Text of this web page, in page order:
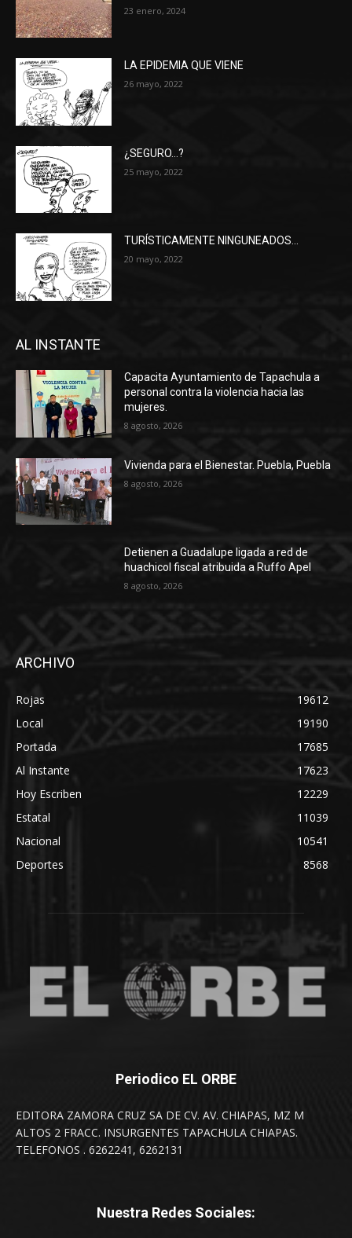
23 enero, 2024
LA EPIDEMIA QUE VIENE
26 mayo, 2022
¿SEGURO…?
25 mayo, 2022
TURÍSTICAMENTE NINGUNEADOS…
20 mayo, 2022
AL INSTANTE
Capacita Ayuntamiento de Tapachula a
personal contra la violencia hacia las
mujeres.
8 agosto, 2026
Vivienda para el Bienestar. Puebla, Puebla
8 agosto, 2026
Detienen a Guadalupe ligada a red de
huachicol fiscal atribuida a Ruffo Apel
8 agosto, 2026
ARCHIVO
Rojas
19612
Local
19190
Portada
17685
Al Instante
17623
Hoy Escriben
12229
Estatal
11039
Nacional
10541
Deportes
8568
Periodico EL ORBE
EDITORA ZAMORA CRUZ SA DE CV. AV. CHIAPAS, MZ M
ALTOS 2 FRACC. INSURGENTES TAPACHULA CHIAPAS.
TELEFONOS . 6262241, 6262131
Nuestra Redes Sociales: